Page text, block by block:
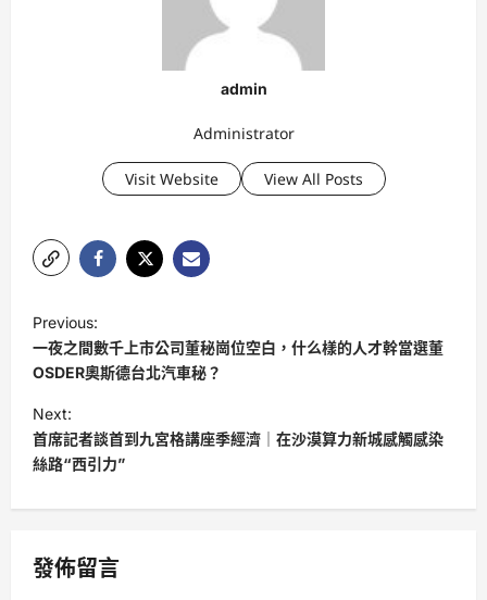
admin
Administrator
Visit Website View All Posts
o
s
t
n
a
v
g
Previous:
一夜之間數千上市公司董秘崗位空白，什么樣的人才幹當選董
OSDER奧斯德台北汽車秘？
Next:
首席記者談首到九宮格講座季經濟｜在沙漠算力新城感觸感染
絲路“西引力”
發佈留言